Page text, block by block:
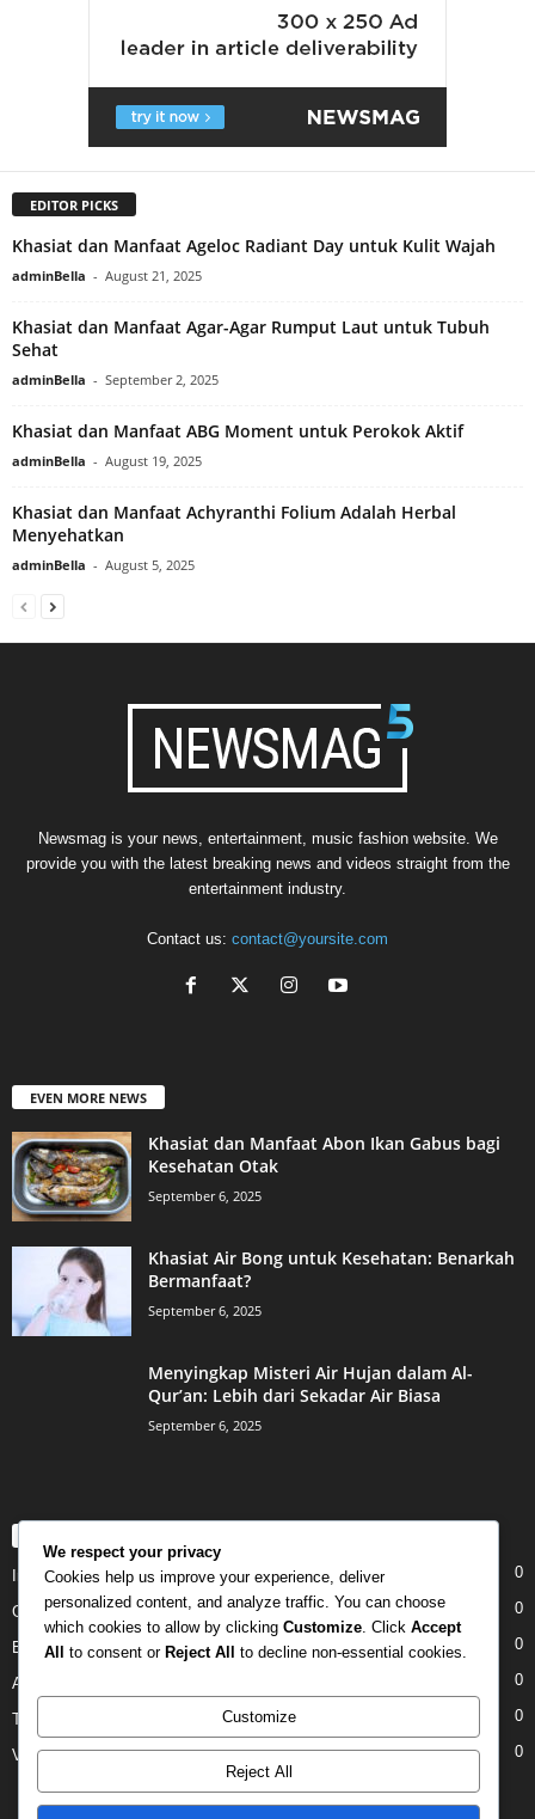
EDITOR PICKS
Khasiat dan Manfaat Ageloc Radiant Day untuk Kulit Wajah
adminBella - August 21, 2025
Khasiat dan Manfaat Agar-Agar Rumput Laut untuk Tubuh
Sehat
adminBella - September 2, 2025
Khasiat dan Manfaat ABG Moment untuk Perokok Aktif
adminBella - August 19, 2025
Khasiat dan Manfaat Achyranthi Folium Adalah Herbal
Menyehatkan
adminBella - August 5, 2025
Newsmag is your news, entertainment, music fashion website. We
provide you with the latest breaking news and videos straight from the
entertainment industry.
Contact us: contact@yoursite.com
EVEN MORE NEWS
Khasiat dan Manfaat Abon Ikan Gabus bagi
Kesehatan Otak
September 6, 2025
Khasiat Air Bong untuk Kesehatan: Benarkah
Bermanfaat?
September 6, 2025
Menyingkap Misteri Air Hujan dalam Al-
Qur’an: Lebih dari Sekadar Air Biasa
September 6, 2025
Internet 0
Gadgets 0
Entertainment 0
Apple 0
Tech 0
Video 0
We respect your privacy
Cookies help us improve your experience, deliver
personalized content, and analyze traffic. You can choose
which cookies to allow by clicking Customize . Click Accept
All to consent or Reject All to decline non-essential cookies.
Customize
Reject All